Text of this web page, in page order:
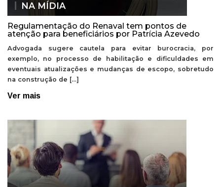
NA MÍDIA
Regulamentação do Renaval tem pontos de
atenção para beneficiários por Patrícia Azevedo
Advogada sugere cautela para evitar burocracia, por
exemplo, no processo de habilitação e dificuldades em
eventuais atualizações e mudanças de escopo, sobretudo
na construção de […]
Ver mais